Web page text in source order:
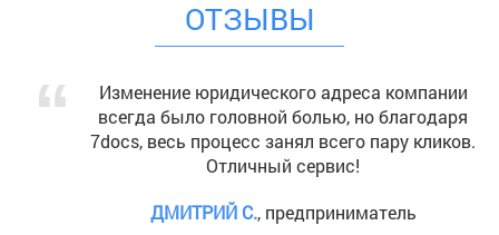
ОТЗЫВЫ
Изменение юридического адреса компании
всегда было головной болью, но благодаря
7docs, весь процесс занял всего пару кликов.
Отличный сервис!
ДМИТРИЙ С., предприниматель